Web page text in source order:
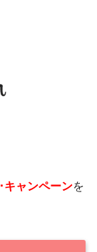
キャンペーンを